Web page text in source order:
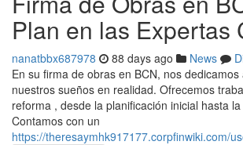
Plan en las Expertas
nanatbbx687978 88 days ago News
En su firma de obras en BCN, nos
nuestros sueños en realidad. Ofrecemos
reforma , desde la planificación inicial hasta
Contamos con un
https://theresaymhk917177.corpfinwiki.com/